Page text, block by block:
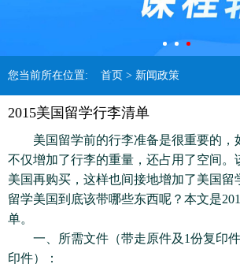
您当前所在位置: 首页 > 新闻政策
2015美国留学行李清单
美国留学前的行李准备是很重要的，
不仅增加了行李的重量，还占用了空间。
美国再购买，这样也间接地增加了美国留
留学美国到底该带哪些东西呢？本文是
单。
一、所需文件（带走原件及1份复印件
印件）：